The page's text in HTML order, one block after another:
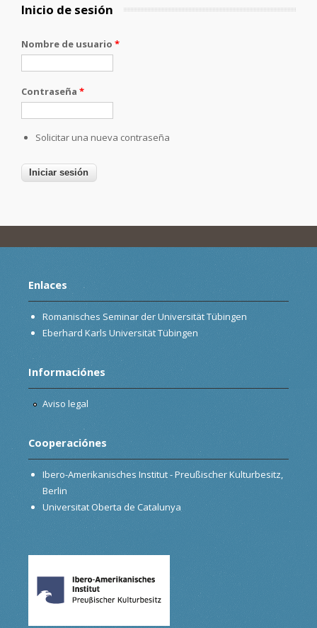
Inicio de sesión
Nombre de usuario *
Contraseña *
Solicitar una nueva contraseña
Enlaces
Romanisches Seminar der Universität Tübingen
Eberhard Karls Universität Tübingen
Informaciónes
Aviso legal
Cooperaciónes
Ibero-Amerikanisches Institut - Preußischer Kulturbesitz,
Berlin
Universitat Oberta de Catalunya